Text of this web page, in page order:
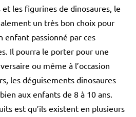
les figurines de dinosaures, le
un très bon choix pour
enfant passionné par ces
Il pourra le porter pour une
ou même à l’occasion
les déguisements dinosaures
aux enfants de 8 à 10 ans.
est qu’ils existent en plusieurs